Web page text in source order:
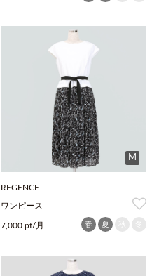
M
REGENCE
ワンピース
7,000 pt/月 春 夏